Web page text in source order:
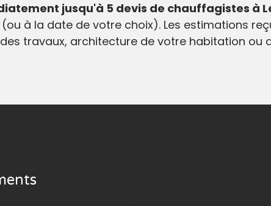
jusqu'à 5 devis de chauffagistes à
à la date de votre choix). Les estimations
travaux, architecture de votre habitation